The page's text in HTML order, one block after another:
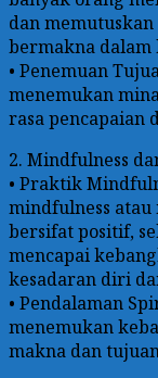
dan
bermakna dalam
• Penemuan
menemukan
rasa pencapaian
2. Mindfulness
• Praktik
mindfulness
bersifat positif,
mencapai
kesadaran diri
• Pendalaman
menemukan
makna dan